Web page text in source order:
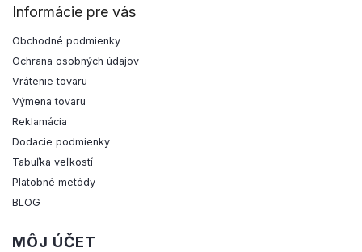
Informácie pre vás
Obchodné podmienky
Ochrana osobných údajov
Vrátenie tovaru
Výmena tovaru
Reklamácia
Dodacie podmienky
Tabuľka veľkostí
Platobné metódy
BLOG
MÔJ ÚČET